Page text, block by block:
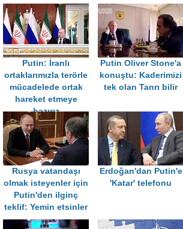
Putin: İranlı
ortaklarımızla terörle
mücadelede ortak
hareket etmeye
hazırız
Putin Oliver Stone'a
konuştu: Kaderimizi
tek olan Tanrı bilir
Rusya vatandaşı
olmak isteyenler için
Putin'den ilginç
teklif: Yemin etsinler
Erdoğan'dan Putin'e
'Katar' telefonu